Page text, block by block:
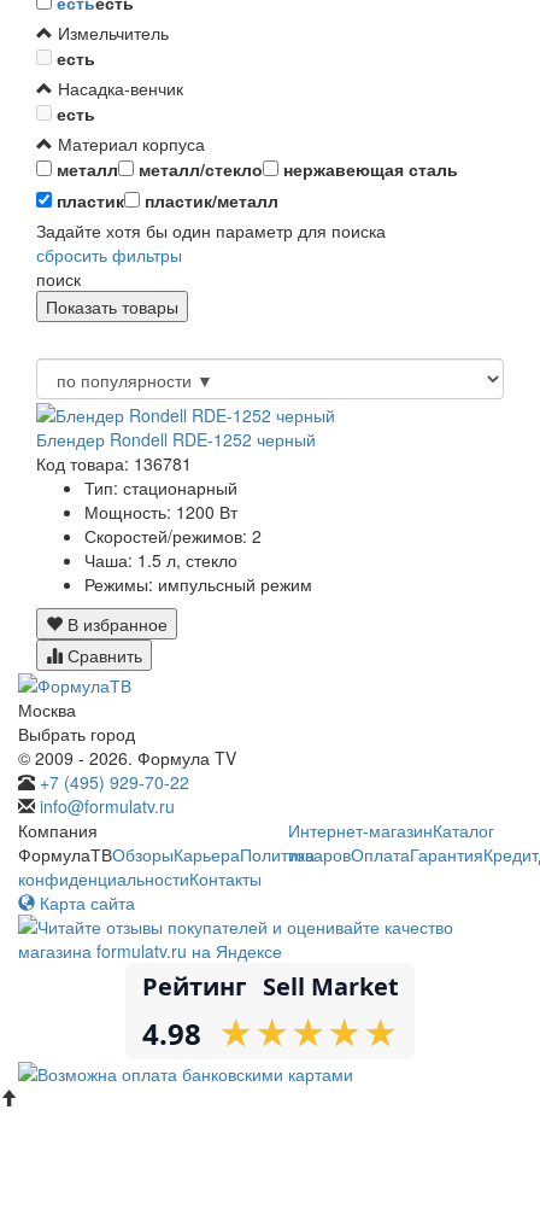
Измельчитель
есть
Насадка-венчик
есть
Материал корпуса
металл
металл/стекло
нержавеющая сталь
пластик
пластик/металл
Задайте хотя бы один параметр для поиска
сбросить фильтры
поиск
Блендер Rondell RDE-1252 черный
Код товара: 136781
Тип: стационарный
Мощность: 1200 Вт
Скоростей/режимов: 2
Чаша: 1.5 л, стекло
Режимы: импульсный режим
В избранное
Сравнить
Москва
Выбрать город
© 2009 - 2026. Формула TV
+7 (495) 929-70-22
info@formulatv.ru
Компания
ФормулаТВОбзорыКарьераПолитика
конфиденциальностиКонтакты
Интернет-магазинКаталог
товаровОплатаГарантияКредит
Карта сайта
Рейтинг Sell Market
4.98 ★
★★
★★
★★
★★
★